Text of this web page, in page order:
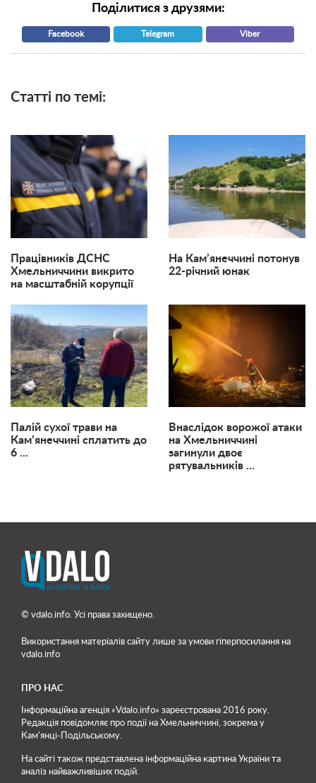
Поділитися з друзями:
Facebook Telegram Viber
Статті по темі:
Працівників ДСНС
Хмельниччини викрито
на масштабній корупції
На Кам’янеччині потонув
22-річний юнак
Палій сухої трави на
Кам’янеччині сплатить до
6 ...
Внаслідок ворожої атаки
на Хмельниччині
загинули двоє
рятувальників ...
© vdalo.info. Усі права захищено.
Використання матеріалів сайту лише за умови гіперпосилання на
vdalo.info
ПРО НАС
Інформаційна агенція «Vdalo.info» зареєстрована 2016 року.
Редакція повідомляє про події на Хмельниччині, зокрема у
Кам'янці-Подільському.
На сайті також представлена інформаційна картина України та
аналіз найважливіших подій.